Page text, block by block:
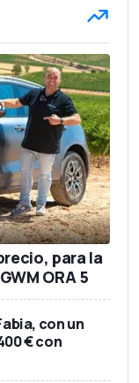
para la
ORA 5
con un
€ con